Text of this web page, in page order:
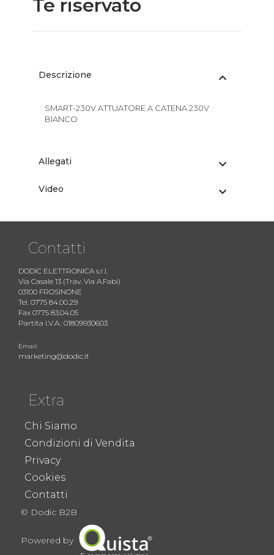
Te riservato
Descrizione
SMART-230V ATTUATORE A CATENA 230V
BIANCO
Allegati
Video
Contatti
DODIC ELETTRONICA s.r.l.
Via Casale 13 (Trav. Via A.Fabi)
03100 FROSINONE
Tel. 0775 84.00.29
Fax 0775 83.04.05
Partita I.V.A.: 01809930603
Email:
marketing@dodic.it
Extra
Chi Siamo
Condizioni di Vendita
Privacy
Cookies
Contatti
© Dodic B2B
Powered by